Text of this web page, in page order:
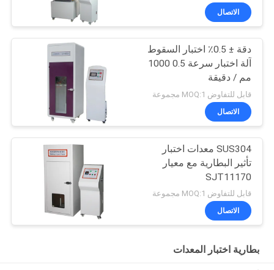
T18287
الاتصال
دقة ± 0.5٪ اختبار السقوط
آلة اختبار سرعة 0.5 1000
مم / دقيقة
قابل للتفاوض MOQ:1 مجموعة
الاتصال
SUS304 معدات اختبار
تأثير البطارية مع معيار
SJT11170
قابل للتفاوض MOQ:1 مجموعة
الاتصال
بطارية اختبار المعدات